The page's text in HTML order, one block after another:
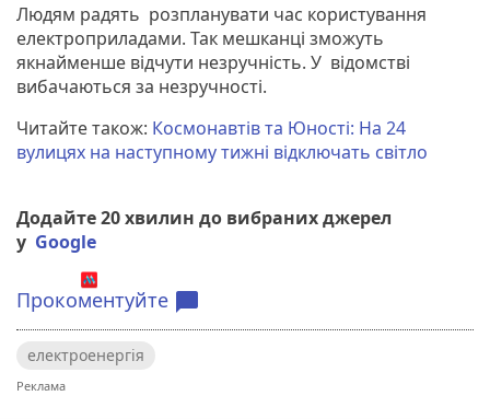
Людям радять розпланувати час користування
електроприладами. Так мешканці зможуть
якнайменше відчути незручність. У відомстві
вибачаються за незручності.
Читайте також: Космонавтів та Юності: На 24
вулицях на наступному тижні відключать світло
Додайте 20 хвилин до вибраних джерел
у Google
Прокоментуйте chat_bubble
електроенергія